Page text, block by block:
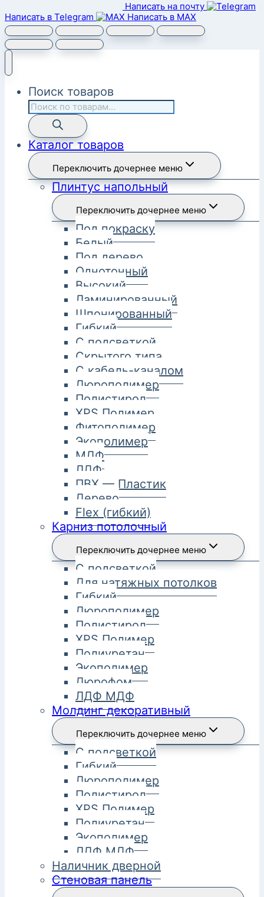
Написать на почту
Написать в Telegram
Написать в MAX
Поиск товаров
Каталог товаров
Переключить дочернее меню
Плинтус напольный
Переключить дочернее меню
Под покраску
Белый
Под дерево
Однотонный
Высокий
Ламинированный
Шпонированный
Гибкий
С подсветкой
Скрытого типа
С кабель-каналом
Дюрополимер
Полистирол
XPS Полимер
Фитополимер
Экополимер
МДФ
ЛДФ
ПВХ — Пластик
Дерево
Flex (гибкий)
Карниз потолочный
Переключить дочернее меню
С подсветкой
Для натяжных потолков
Гибкий
Дюрополимер
Полистирол
XPS Полимер
Полиуретан
Экополимер
Дюрофом
ЛДФ МДФ
Молдинг декоративный
Переключить дочернее меню
С подсветкой
Гибкий
Дюрополимер
Полистирол
XPS Полимер
Полиуретан
Экополимер
ЛДФ МДФ
Наличник дверной
Стеновая панель